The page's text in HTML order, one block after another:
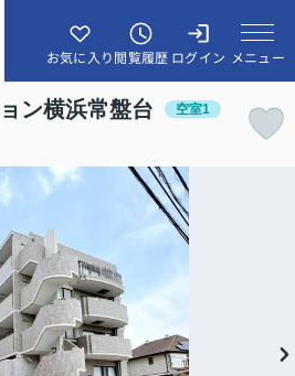
お気に入り閲覧履歴 ログイン メニュー
ン横浜常盤台 空室1